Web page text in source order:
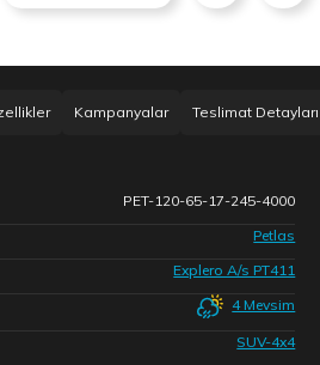
Kampanyalar Teslimat Detayları
PET-120-65-17-245-4000
Petlas
Explero A/s PT411
4 Mevsim
SUV-4x4